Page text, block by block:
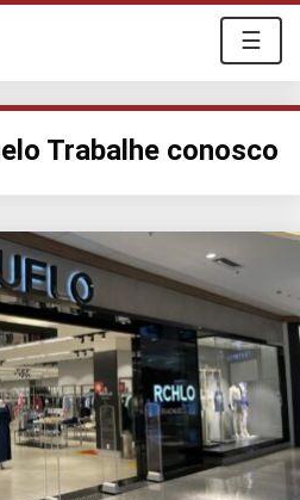
☰
Trabalhe conosco